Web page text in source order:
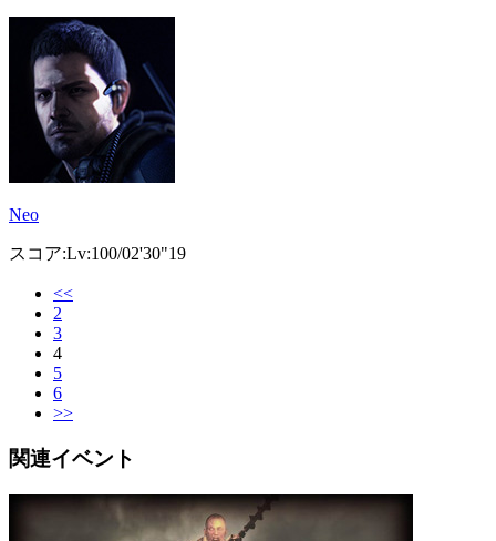
Neo
スコア:Lv:100/02'30"19
<<
2
3
4
5
6
>>
関連イベント